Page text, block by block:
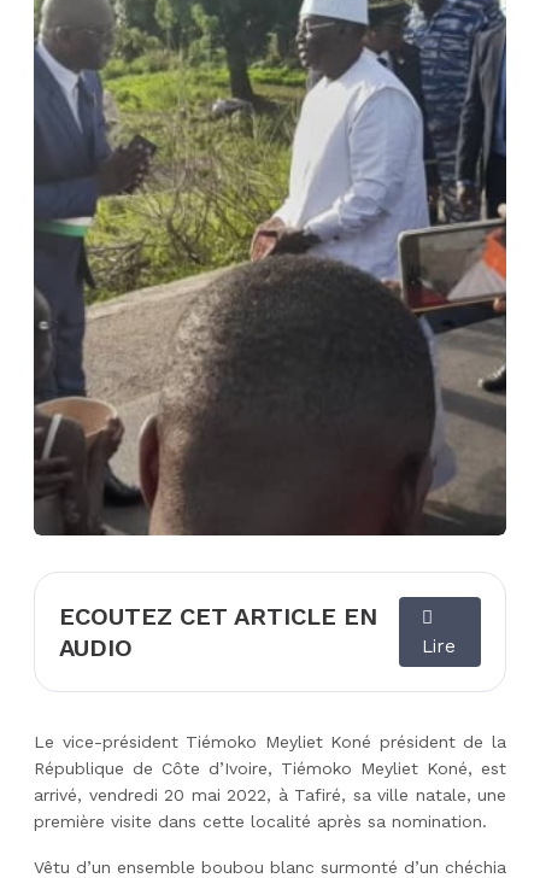
ECOUTEZ CET ARTICLE EN
AUDIO
Lire
Le vice-président Tiémoko Meyliet Koné président de la
République de Côte d’Ivoire, Tiémoko Meyliet Koné, est
arrivé, vendredi 20 mai 2022, à Tafiré, sa ville natale, une
première visite dans cette localité après sa nomination.
Vêtu d’un ensemble boubou blanc surmonté d’un chéchia